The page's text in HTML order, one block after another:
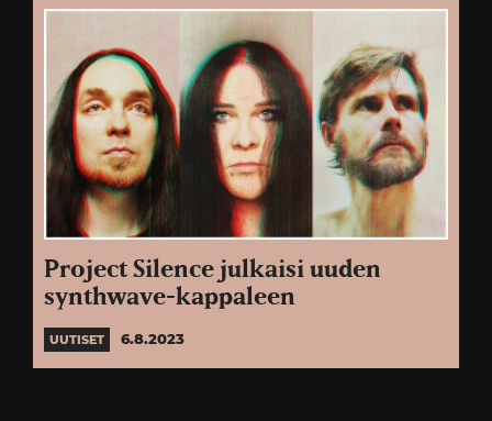
Project Silence julkaisi uuden
synthwave-kappaleen
UUTISET 6.8.2023